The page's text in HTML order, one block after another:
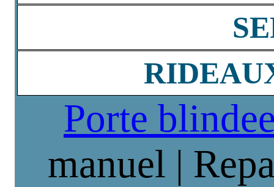
Porte
manuel |